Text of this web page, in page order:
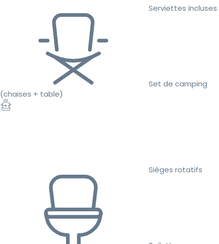
Serviettes incluses
Set de camping
(chaises + table)
Sièges rotatifs